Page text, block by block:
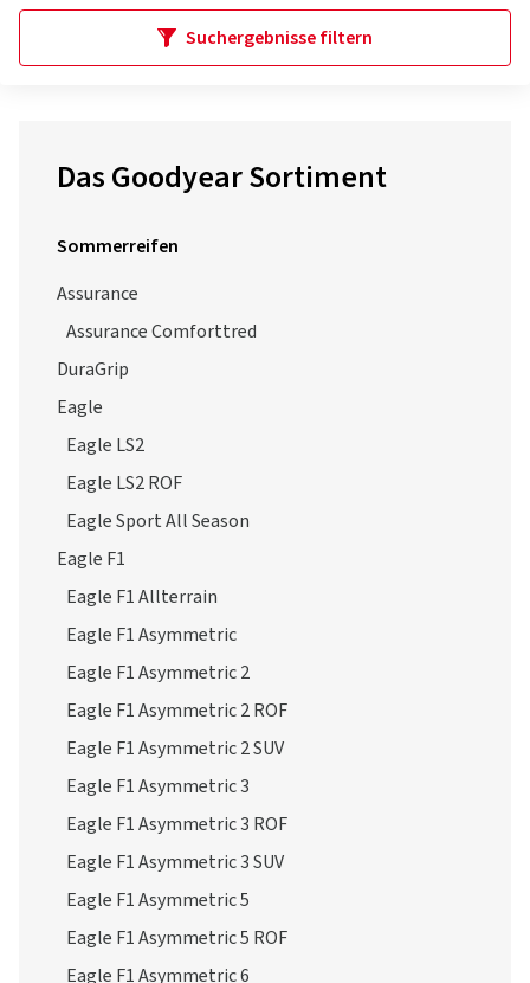
Suchergebnisse filtern
Das Goodyear Sortiment
Sommerreifen
Assurance
Assurance Comforttred
DuraGrip
Eagle
Eagle LS2
Eagle LS2 ROF
Eagle Sport All Season
Eagle F1
Eagle F1 Allterrain
Eagle F1 Asymmetric
Eagle F1 Asymmetric 2
Eagle F1 Asymmetric 2 ROF
Eagle F1 Asymmetric 2 SUV
Eagle F1 Asymmetric 3
Eagle F1 Asymmetric 3 ROF
Eagle F1 Asymmetric 3 SUV
Eagle F1 Asymmetric 5
Eagle F1 Asymmetric 5 ROF
Eagle F1 Asymmetric 6